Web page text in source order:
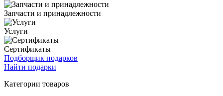
Запчасти и принадлежности
Услуги
Сертификаты
Подборщик подарков
Найти подарки
Категории товаров